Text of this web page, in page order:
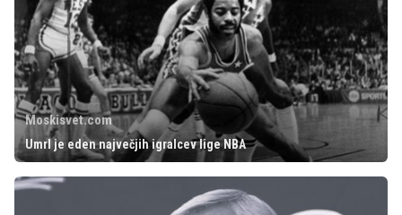
Moskisvet.com
Umrl je eden največjih igralcev lige NBA